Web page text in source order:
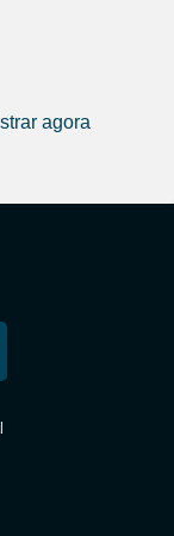
agora